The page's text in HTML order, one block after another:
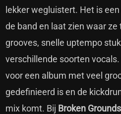
lekker wegluistert. Het is
de band en laat zien waar
grooves, snelle uptempo
verschillende soorten
voor een album met veel
gedefinieerd is en de
mix komt. Bij Broken Grounds